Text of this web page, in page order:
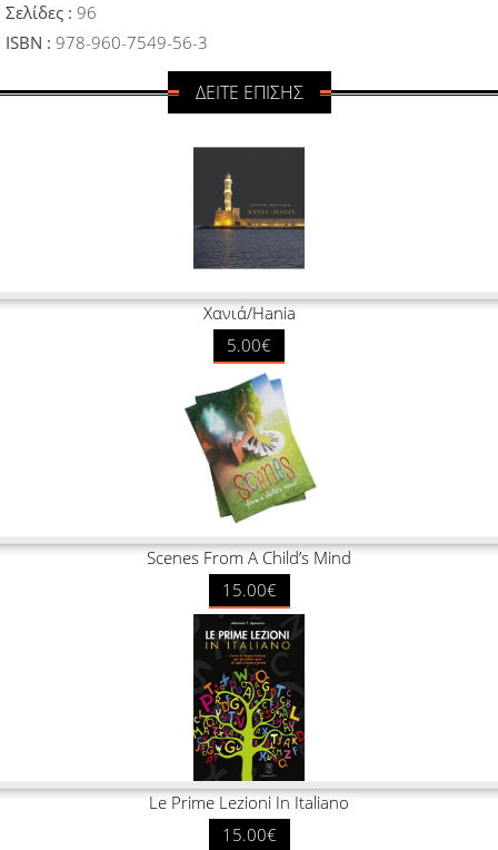
Σελίδες : 96
ISBN : 978-960-7549-56-3
ΔΕΙΤΕ ΕΠΙΣΗΣ
Χανιά/Hania
5.00€
Scenes From A Child’s Mind
15.00€
Le Prime Lezioni In Italiano
15.00€